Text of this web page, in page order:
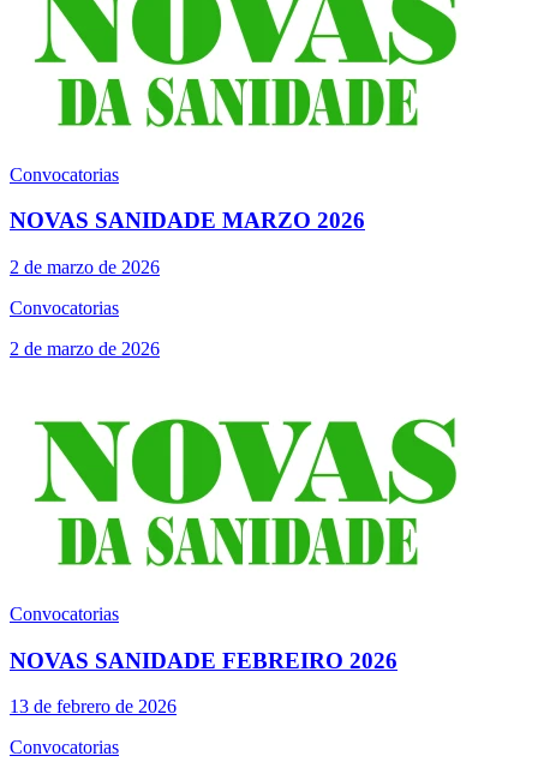
Convocatorias
NOVAS SANIDADE MARZO 2026
2 de marzo de 2026
Convocatorias
2 de marzo de 2026
Convocatorias
NOVAS SANIDADE FEBREIRO 2026
13 de febrero de 2026
Convocatorias